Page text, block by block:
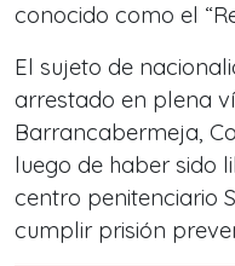
conocido como el
El sujeto de
arrestado en plena
Barrancabermeja,
luego de haber sido
centro penitenciario
cumplir prisión